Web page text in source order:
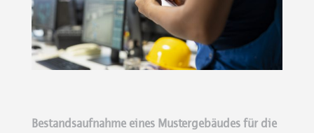
Bestandsaufnahme eines Mustergebäudes für die